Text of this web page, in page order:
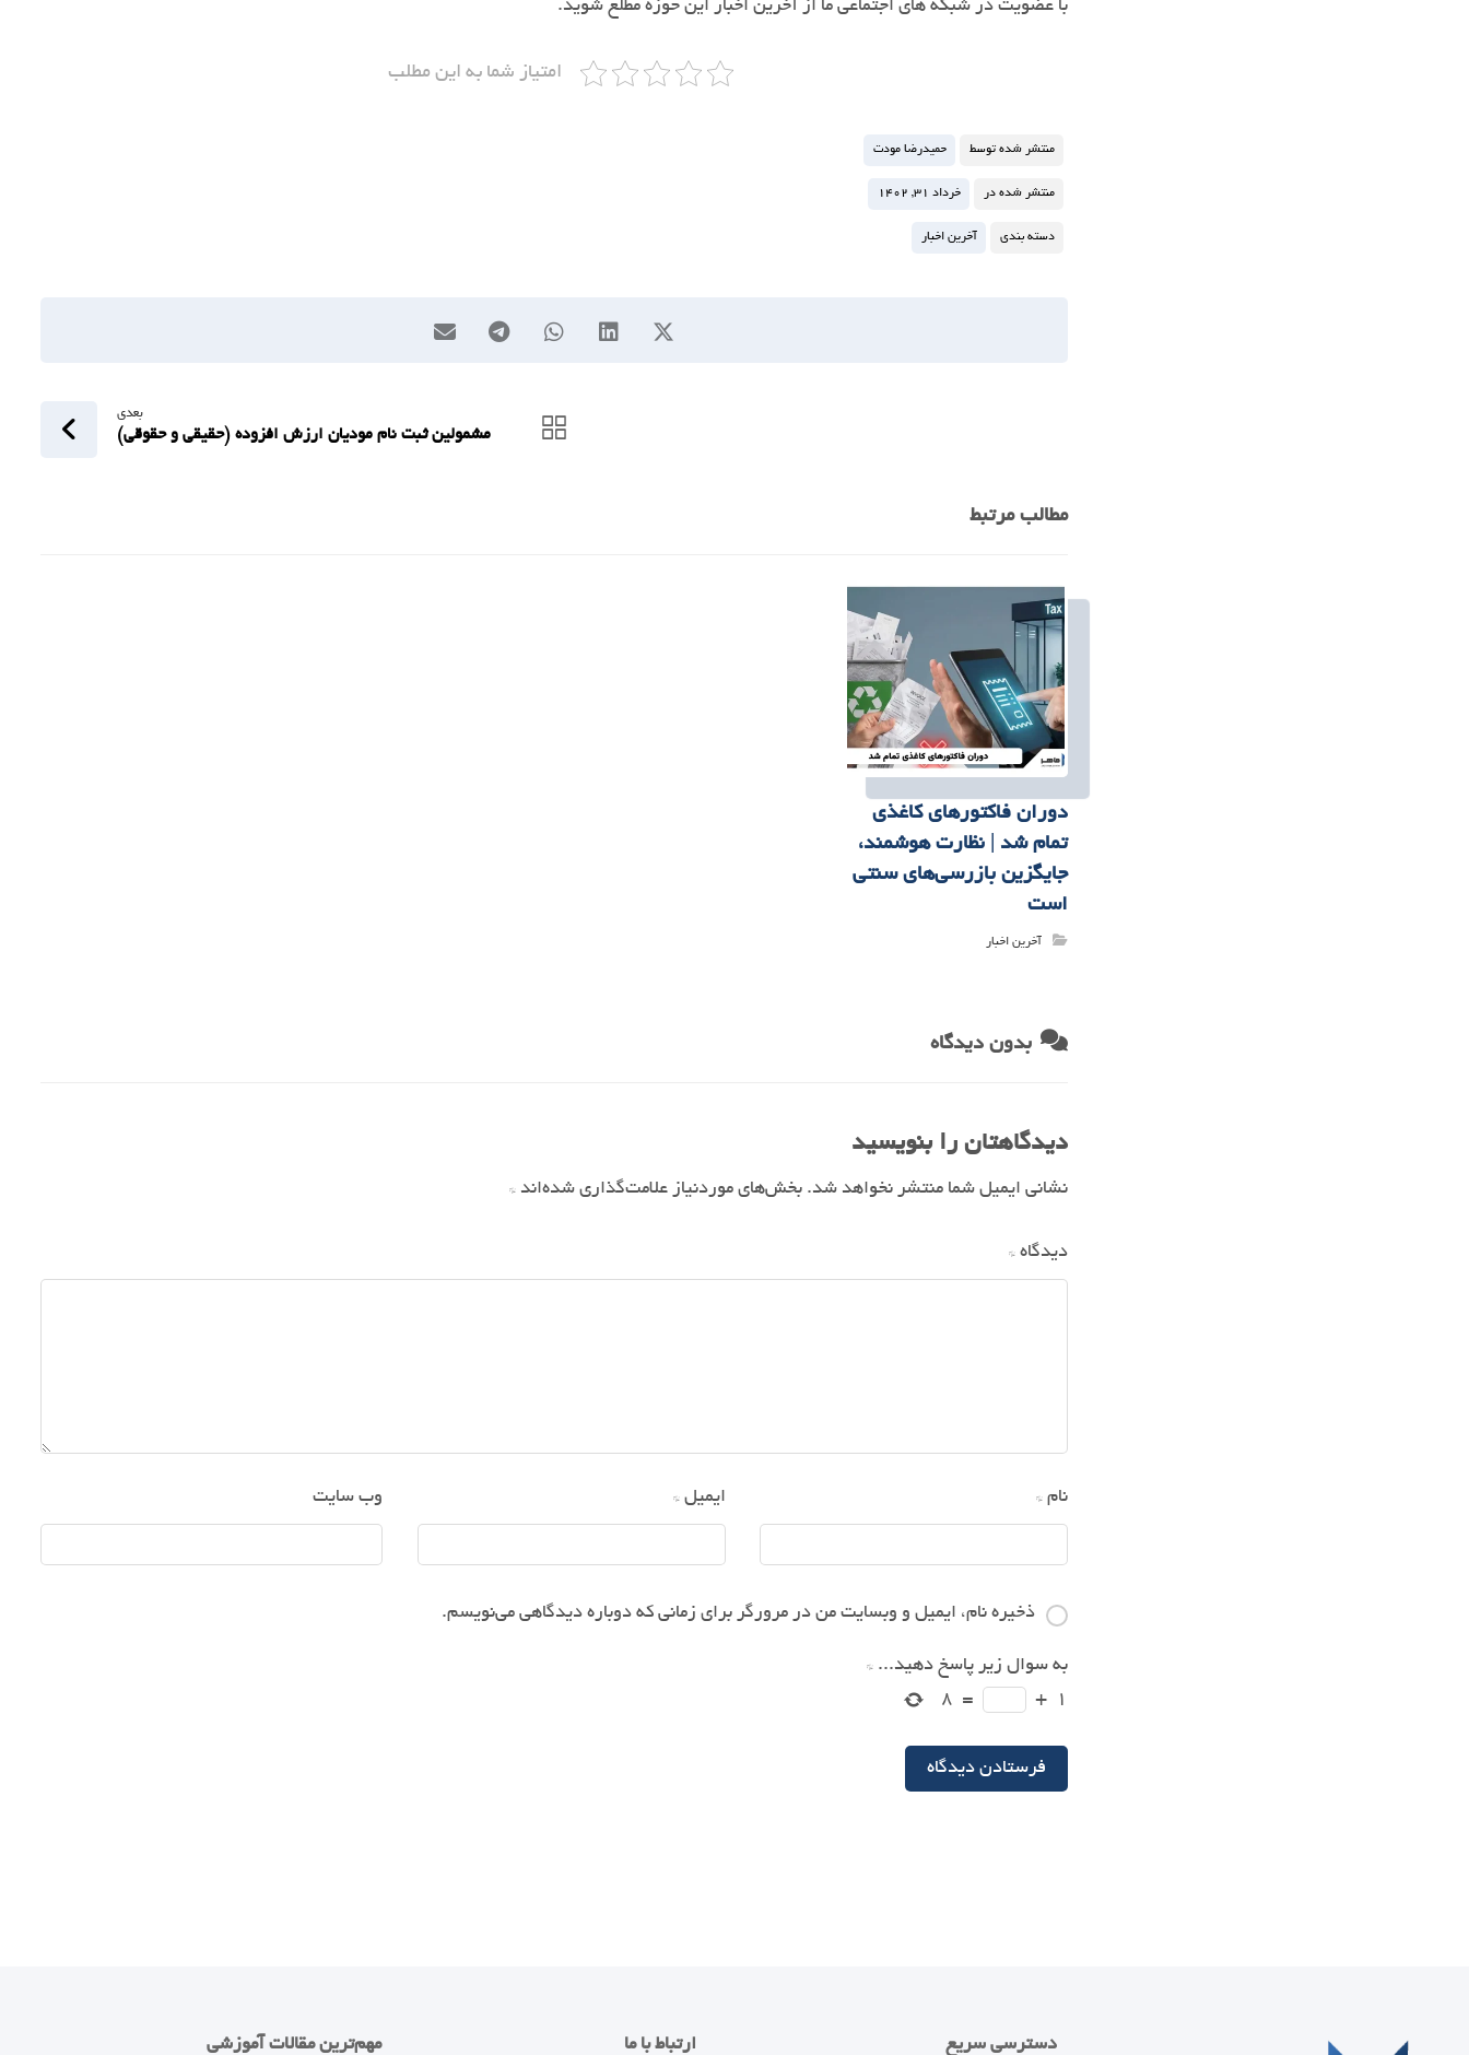
با عضویت در شبکه های اجتماعی ما از آخرین اخبار این حوزه مطلع شوید.
امتیاز شما به این مطلب
منتشر شده توسط حمیدرضا مودت
منتشر شده در خرداد ۳۱, ۱۴۰۲
دسته بندی آخرین اخبار
بعدی
مشمولین ثبت نام مودیان ارزش افزوده (حقیقی و حقوقی)
مطالب مرتبط
دوران فاکتورهای کاغذی
تمام شد | نظارت هوشمند،
جایگزین بازرسی‌های سنتی
است
آخرین اخبار
بدون دیدگاه
دیدگاهتان را بنویسید
نشانی ایمیل شما منتشر نخواهد شد. بخش‌های موردنیاز علامت‌گذاری شده‌اند*
دیدگاه*
نام* ایمیل* وب‌ سایت
ذخیره نام، ایمیل و وبسایت من در مرورگر برای زمانی که دوباره دیدگاهی می‌نویسم.
به سوال زیر پاسخ دهید... *
۱
+
= ۸
دسترسی سریع ارتباط با ما مهم‌ترین مقالات آموزشی